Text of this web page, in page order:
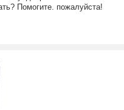
Помогите. пожалуйста!